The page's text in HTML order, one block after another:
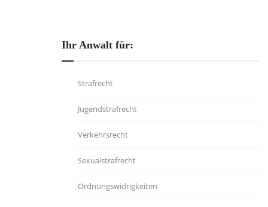
Ihr Anwalt für:
Strafrecht
Jugendstrafrecht
Verkehrsrecht
Sexualstrafrecht
Ordnungswidrigkeiten